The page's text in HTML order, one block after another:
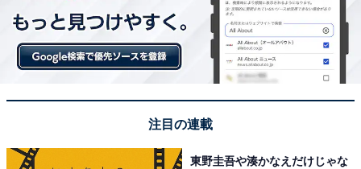
注目の連載
東野圭吾や湊かなえだけじゃな